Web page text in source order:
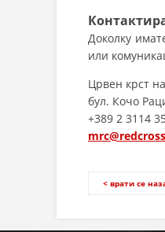
Доколку
или
Црвен крст
бул. Кочо
+389 2 3114
< врати се